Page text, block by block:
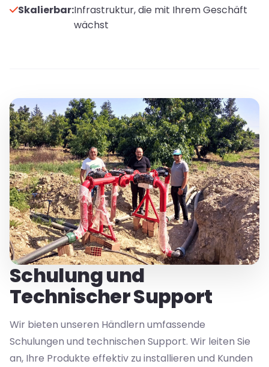
Skalierbar:Infrastruktur, die mit Ihrem Geschäft
wächst
Schulung und
Technischer Support
Wir bieten unseren Händlern umfassende
Schulungen und technischen Support. Wir leiten Sie
an, Ihre Produkte effektiv zu installieren und Kunden